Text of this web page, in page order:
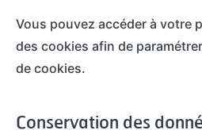
Vous pouvez accéder à votre
des cookies afin de
de cookies.
Conservation des